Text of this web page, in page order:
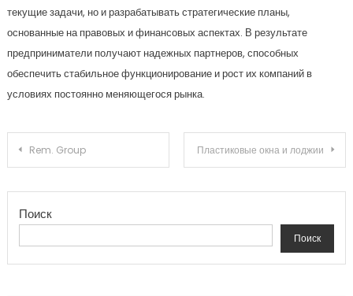
текущие задачи, но и разрабатывать стратегические планы,
основанные на правовых и финансовых аспектах. В результате
предприниматели получают надежных партнеров, способных
обеспечить стабильное функционирование и рост их компаний в
условиях постоянно меняющегося рынка.
Навигация по записям
Rem. Group Пластиковые окна и лоджии
Поиск
Поиск